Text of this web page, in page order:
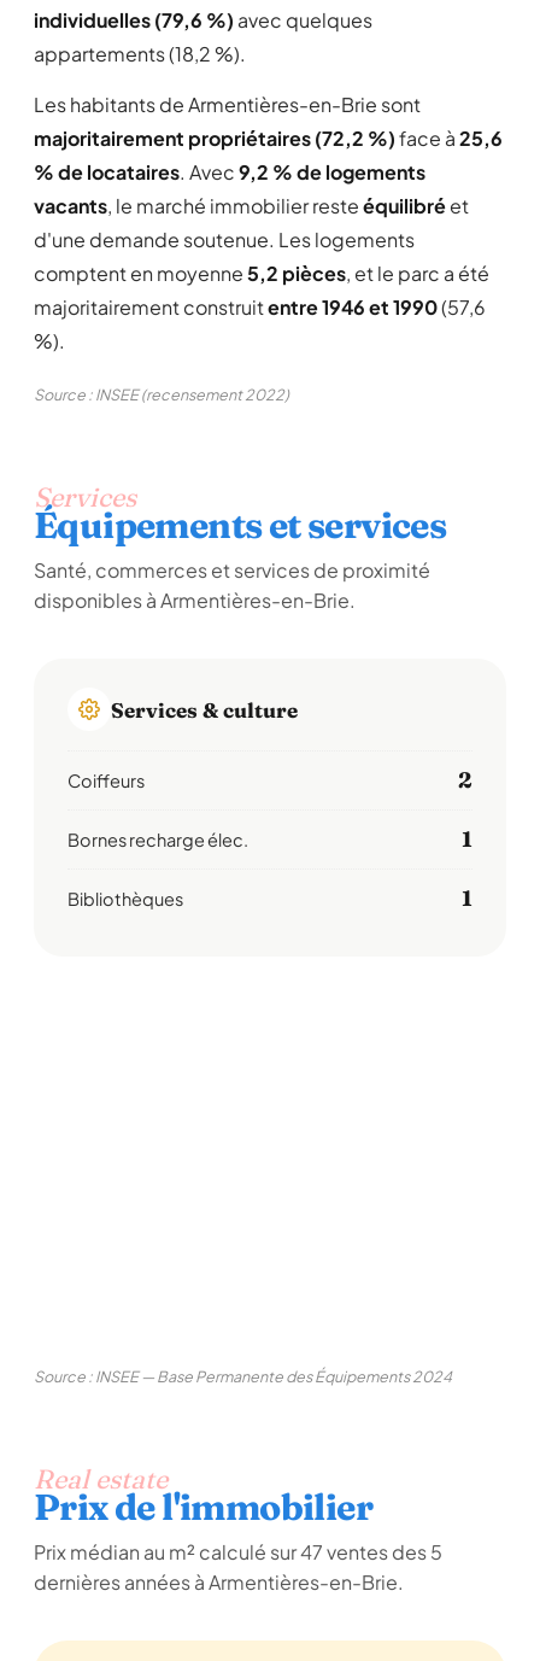
individuelles (79,6 %) avec quelques
appartements (18,2 %).
Les habitants de Armentières-en-Brie sont
majoritairement propriétaires (72,2 %)face à25,6
% de locataires. Avec9,2 % de logements
vacants, le marché immobilier resteéquilibréet
d'une demande soutenue. Les logements
comptent en moyenne5,2 pièces, et le parc a été
majoritairement construitentre 1946 et 1990(57,6
%).
Source : INSEE (recensement 2022)
Services
Équipements et services
Santé, commerces et services de proximité
disponibles à Armentières-en-Brie.
Services & culture
Coiffeurs 2
Bornes recharge élec. 1
Bibliothèques 1
Source : INSEE — Base Permanente des Équipements 2024
Real estate
Prix de l'immobilier
Prix médian au m² calculé sur 47 ventes des 5
dernières années à Armentières-en-Brie.